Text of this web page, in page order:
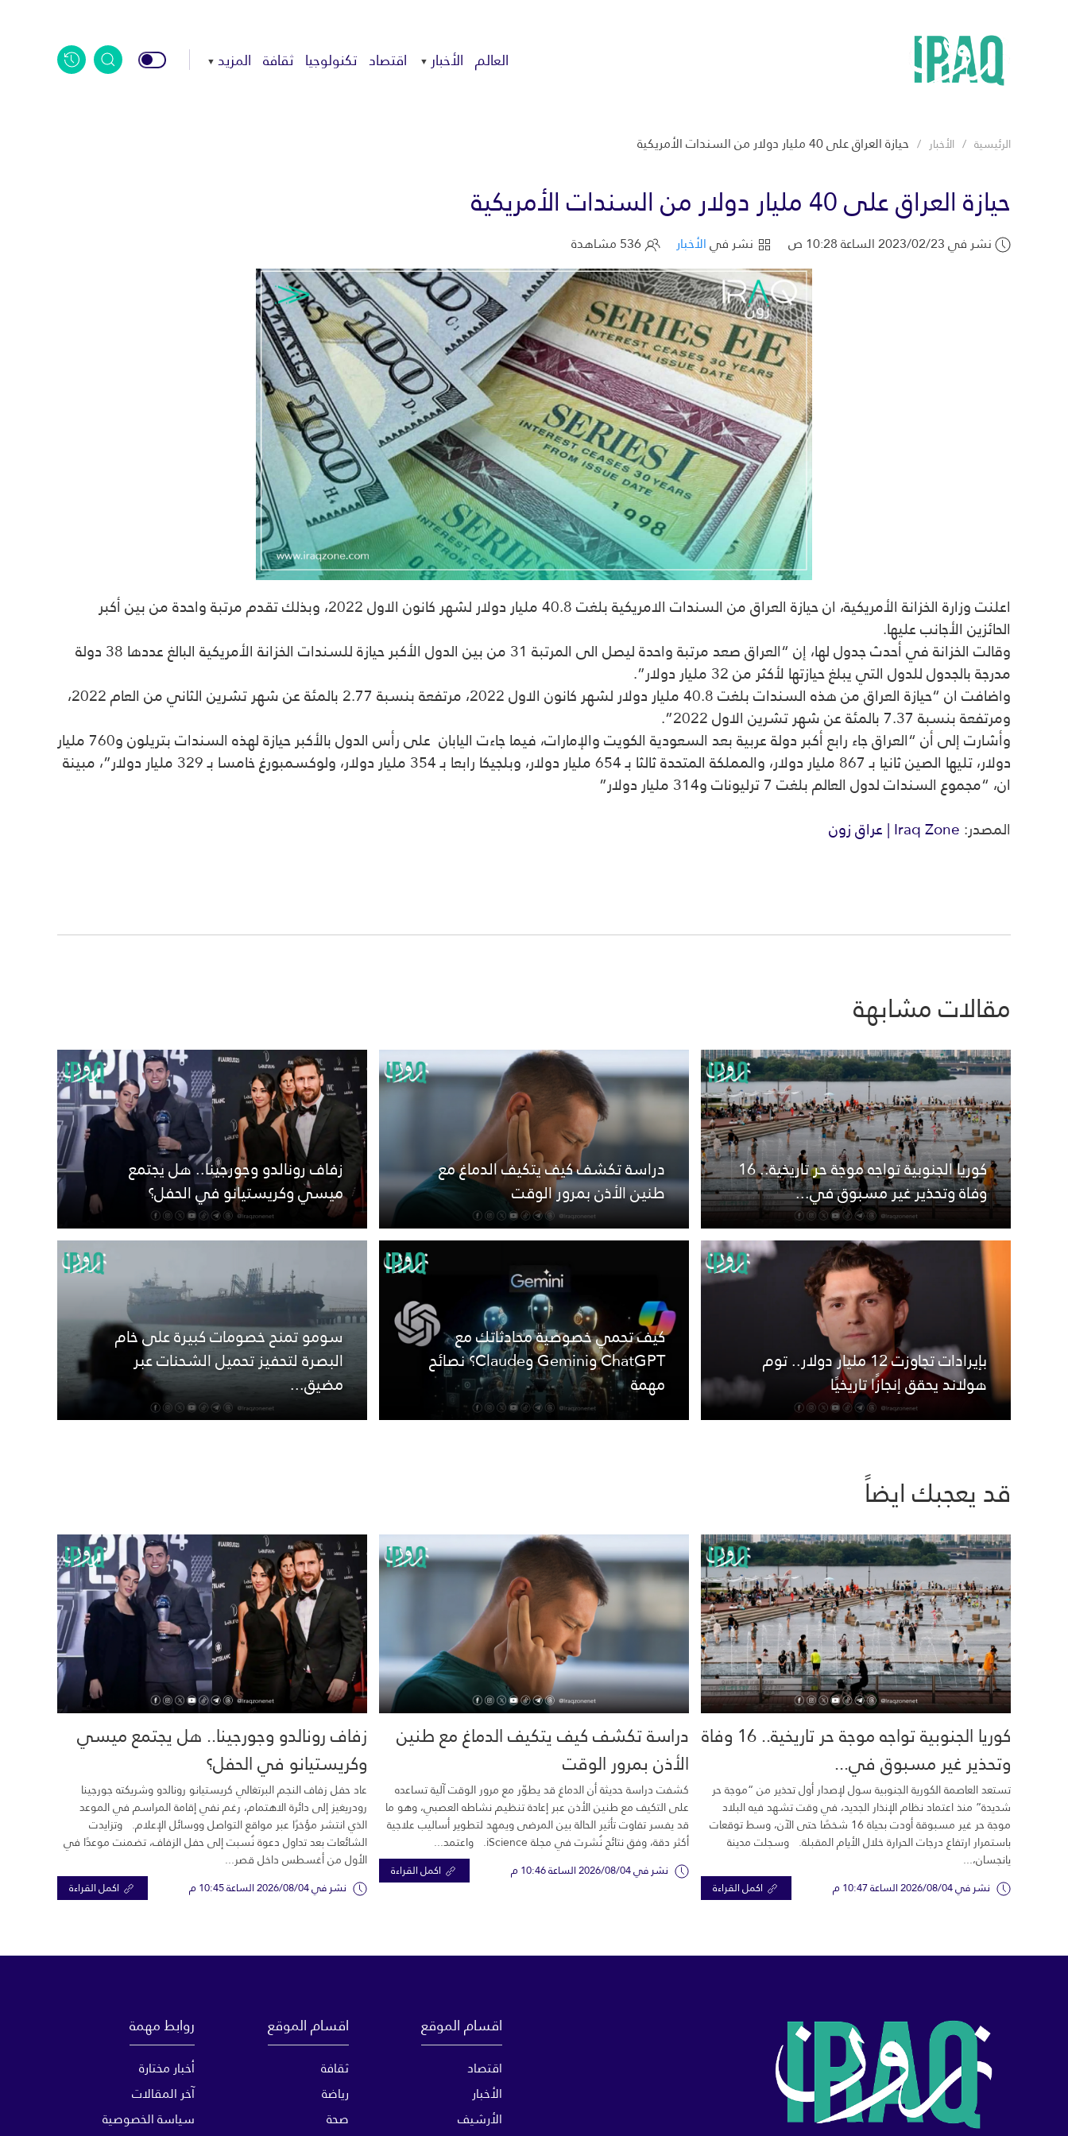
العالم الأخبار اقتصاد تكنولوجيا ثقافة المزيد
الرئيسية الأخبار حيازة العراق على 40 مليار دولار من السندات الأمريكية
حيازة العراق على 40 مليار دولار من السندات الأمريكية
نشر في 2023/02/23 الساعة 10:28 ص نشر فيالأخبار
اعلنت وزارة الخزانة الأمريكية، ان حيازة العراق من السندات الامريكية بلغت 40.8 مليار دولار لشهر كانون الاول 2022، وبذلك تقدم مرتبة واحدة من بين أكبر
الحائزين الأجانب عليها.
وقالت الخزانة في أحدث جدول لها، إن “العراق صعد مرتبة واحدة ليصل الى المرتبة 31 من بين الدول الأكبر حيازة للسندات الخزانة الأمريكية البالغ عددها 38 دولة
مدرجة بالجدول للدول التي يبلغ حيازتها لأكثر من 32 مليار دولار”.
واضافت ان “حيازة العراق من هذه السندات بلغت 40.8 مليار دولار لشهر كانون الاول 2022، مرتفعة بنسبة 2.77 بالمئة عن شهر تشرين الثاني من العام 2022،
ومرتفعة بنسبة 7.37 بالمئة عن شهر تشرين الاول 2022”.
وأشارت إلى أن “العراق جاء رابع أكبر دولة عربية بعد السعودية الكويت والإمارات، فيما جاءت اليابان على رأس الدول بالأكبر حيازة لهذه السندات بتريلون و760 مليار
دولار، تليها الصين ثانيا بـ 867 مليار دولار، والمملكة المتحدة ثالثا بـ 654 مليار دولار، وبلجيكا رابعا بـ 354 مليار دولار، ولوكسمبورغ خامسا بـ 329 مليار دولار”، مبينة
ان، “مجموع السندات لدول العالم بلغت 7 ترليونات و314 مليار دولار”
المصدر:Iraq Zone | عراق زون
مقالات مشابهة
كوريا الجنوبية تواجه موجة حر تاريخية.. 16
وفاة وتحذير غير مسبوق في...
دراسة تكشف كيف يتكيف الدماغ مع
طنين الأذن بمرور الوقت
زفاف رونالدو وجورجينا.. هل يجتمع
ميسي وكريستيانو في الحفل؟
بإيرادات تجاوزت 12 مليار دولار.. توم
هولاند يحقق إنجازًا تاريخيًا
كيف تحمي خصوصية محادثاتك مع
ChatGPT وGemini وClaude؟ نصائح
مهمة
سومو تمنح خصومات كبيرة على خام
البصرة لتحفيز تحميل الشحنات عبر
مضيق...
قد يعجبك ايضاً
كوريا الجنوبية تواجه موجة حر تاريخية.. 16 وفاة
وتحذير غير مسبوق في...
تستعد العاصمة الكورية الجنوبية سول لإصدار أول تحذير من “موجة حر
شديدة” منذ اعتماد نظام الإنذار الجديد، في وقت تشهد فيه البلاد
موجة حر غير مسبوقة أودت بحياة 16 شخصًا حتى الآن، وسط توقعات
باستمرار ارتفاع درجات الحرارة خلال الأيام المقبلة. وسجلت مدينة
يانجسان،...
نشر في 2026/08/04 الساعة 10:47 م اكمل القراءة
دراسة تكشف كيف يتكيف الدماغ مع طنين
الأذن بمرور الوقت
كشفت دراسة حديثة أن الدماغ قد يطوّر مع مرور الوقت آلية تساعده
على التكيف مع طنين الأذن عبر إعادة تنظيم نشاطه العصبي، وهو ما
قد يفسر تفاوت تأثير الحالة بين المرضى ويمهد لتطوير أساليب علاجية
أكثر دقة، وفق نتائج نُشرت في مجلة iScience. واعتمد...
نشر في 2026/08/04 الساعة 10:46 م اكمل القراءة
زفاف رونالدو وجورجينا.. هل يجتمع ميسي
وكريستيانو في الحفل؟
عاد حفل زفاف النجم البرتغالي كريستيانو رونالدو وشريكته جورجينا
رودريغيز إلى دائرة الاهتمام، رغم نفي إقامة المراسم في الموعد
الذي انتشر مؤخرًا عبر مواقع التواصل ووسائل الإعلام. وتزايدت
الشائعات بعد تداول دعوة نُسبت إلى حفل الزفاف، تضمنت موعدًا في
الأول من أغسطس داخل قصر...
نشر في 2026/08/04 الساعة 10:45 م اكمل القراءة
اقسام الموقع
اقتصاد
الأخبار
الأرشيف
اقسام الموقع
ثقافة
رياضة
صحة
روابط مهمة
أخبار مختارة
آخر المقالات
سياسة الخصوصية